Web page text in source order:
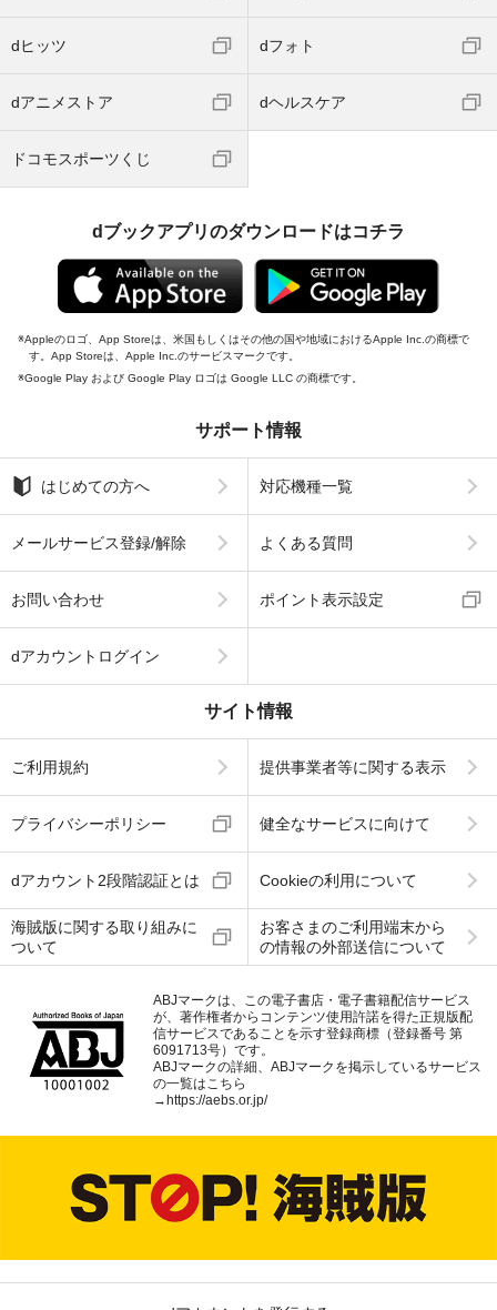
dヒッツ dフォト
dアニメストア dヘルスケア
ドコモスポーツくじ
dブックアプリのダウンロードはコチラ
Appleのロゴ、App Storeは、米国もしくはその他の国や地域におけるApple Inc.の商標で
す。App Storeは、Apple Inc.のサービスマークです。
Google Play および Google Play ロゴは Google LLC の商標です。
サポート情報
はじめての方へ 対応機種一覧
メールサービス登録/解除 よくある質問
お問い合わせ ポイント表示設定
dアカウントログイン
サイト情報
ご利用規約 提供事業者等に関する表示
プライバシーポリシー 健全なサービスに向けて
dアカウント2段階認証とは Cookieの利用について
海賊版に関する取り組みに
ついて
お客さまのご利用端末から
の情報の外部送信について
ABJマークは、この電子書店・電子書籍配信サービス
が、著作権者からコンテンツ使用許諾を得た正規版配
信サービスであることを示す登録商標（登録番号 第
6091713号）です。
ABJマークの詳細、ABJマークを掲示しているサービス
の一覧はこちら
→ https://aebs.or.jp/